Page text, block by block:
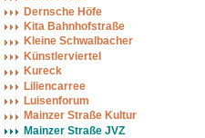
Dernsche Höfe
Kita Bahnhofstraße
Kleine Schwalbacher
Künstlerviertel
Kureck
Liliencarree
Luisenforum
Mainzer Straße Kultur
Mainzer Straße JVZ